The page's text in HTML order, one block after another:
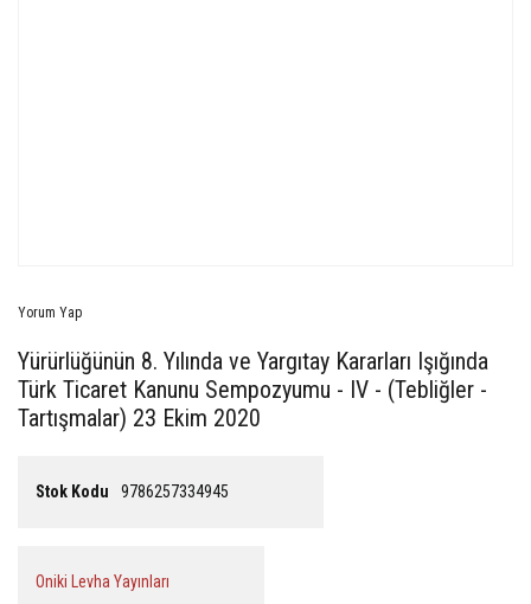
Yorum Yap
Yürürlüğünün 8. Yılında ve Yargıtay Kararları Işığında
Türk Ticaret Kanunu Sempozyumu - IV - (Tebliğler -
Tartışmalar) 23 Ekim 2020
Stok Kodu 9786257334945
Oniki Levha Yayınları